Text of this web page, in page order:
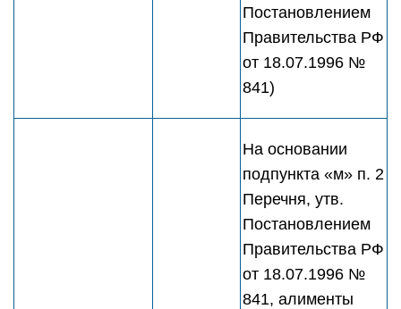
Постановлением
Правительства РФ
от 18.07.1996 №
841)
На основании
подпункта «м» п. 2
Перечня, утв.
Постановлением
Правительства РФ
от 18.07.1996 №
841, алименты